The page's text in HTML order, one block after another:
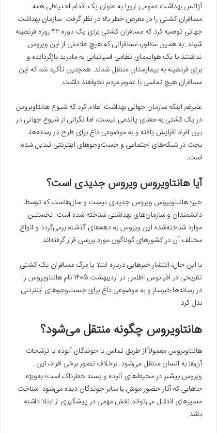
آژانس بهداشت عمومی اروپا به عنوان یک اقدام احتیاطی همه
مسافران کشتی را در معرض خطر بالا در نظر گرفت. سازمان بهداشت
جهانی توصیه کرد که مسافران کشتی برای یک دوره ۴۲ روزه قرنطینه
شوند. به همین منظور، مسافرانی که هیچ علامتی از این ویروس
نداشتند با یک هواپیمای نظامی اسپانیایی به مادرید بازگردانده و
برای قرنطینه به بیمارستان منتقل شدند. همچنین تأکید شد که این
مسافران هیچ تماسی با عموم مردم نخواهند داشت.
علیرغم اینکه سازمان جهانی بهداشت اعلام کرد که شیوع هانتاویروس
در یک کشتی به معنای پاندمی نیست، اما نگرانی از شیوع جهانی در
بین افراد افزایش یافته و به موضوعی داغ برای طرح در رسانه‌ها،
بحث در شبکه‌های اجتماعی و جست‌وجوهای اینترنتی تبدیل شده
است.
آیا هانتاویروس ویروس جدیدی است؟
خیر؛ هانتاویروس ویروس جدیدی نیست و سال‌هاست که توسط
دانشمندان و سازمان‌های بهداشتی شناخته شده است. نخستین
موارد شناخته‌شده این ویروس به دهه‌های گذشته برمی‌گردد و انواع
مختلف آن در کشورهای گوناگون مورد بررسی قرار گرفته‌اند.
با این حال، انتشار خبرهایی درباره ابتلا یا مرگ مسافران یک کشتی
تفریحی در اقیانوس اطلس در اردیبهشت 1405 نام هانتاویروس را
در رسانه‌ها خبرساز و به موضوعی داغ برای جست‌وجوهای اینترنتی
بدل کرد.
هانتاویروس چگونه منتقل می‌شود؟
هانتاویروس معمولاً از طریق تماس با جوندگان آلوده یا ترشحات
آن‌ها به انسان منتقل می‌شود. برخلاف تصور برخی افراد، این
ویروس بیشتر در محیط‌های آلوده و بسته خطرناک است؛ به‌ویژه
جاهایی که آثار حضور موش یا سایر جوندگان دیده می‌شود. شناخت
مسیرهای انتقال می‌تواند نقش مهمی در پیشگیری از ابتلا داشته
باشد.